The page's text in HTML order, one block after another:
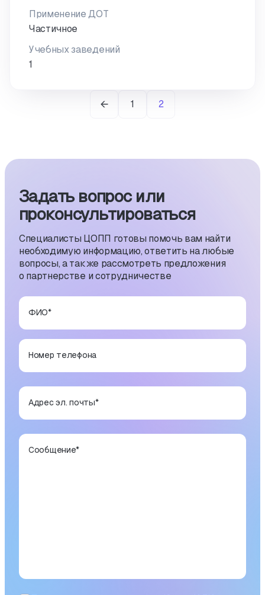
Применение ДОТ
Частичное
Учебных заведений
1
1 2
Задать вопрос или
проконсуль­тиро­ваться
Специалисты ЦОПП готовы помочь вам найти
необходимую информацию, ответить на любые
вопросы, а также рассмотреть предложения
о партнерстве и сотрудничестве
ФИО*
Номер телефона
Адрес эл. почты*
Сообщение*